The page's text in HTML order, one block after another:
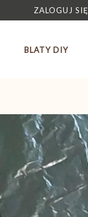
ZALOGUJ SIĘ
BLATY DIY